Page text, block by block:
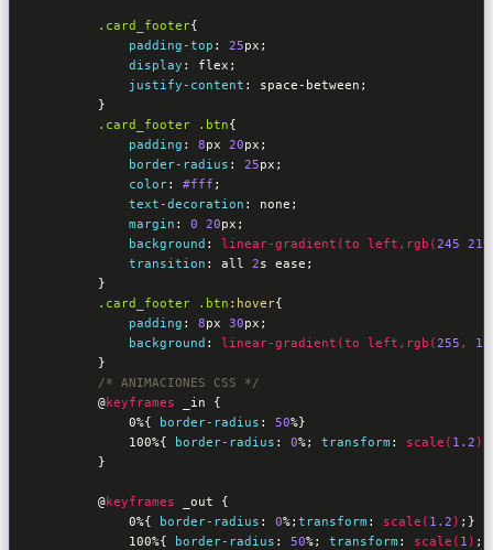
.card_footer{
padding-top : 25px ;
display : flex ;
justify-content : space-between ;
}
.card_footer
.btn{
padding : 8px 20px ;
border-radius : 25px ;
color: #fff ;
text-decoration : none ;
margin : 0 20px ;
background : linear-gradient(to left, rgb(245 215
transition : all 2s ease ;
}
.card_footer
.btn :hover{
padding : 8px 30px ;
background : linear-gradient(to left, rgb(255 ,
}
/* ANIMACIONES CSS */
@keyframes _in {
0%{ border-radius : 50%}
100%{ border-radius : 0%; transform : scale( 1.2 )
}
@keyframes _out {
0%{ border-radius : 0%; transform : scale( 1.2 ) ; }
100%{ border-radius : 50%; transform : scale( 1 ) ;